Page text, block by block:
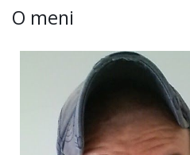
O meni